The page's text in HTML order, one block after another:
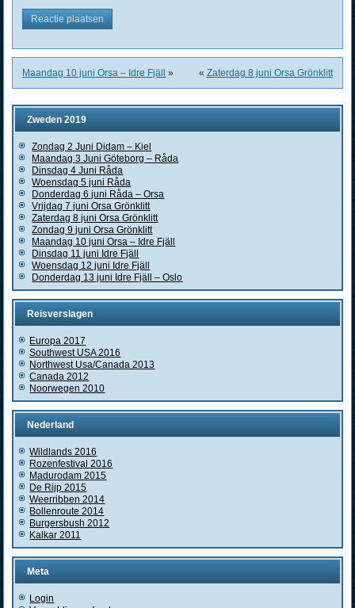
Maandag 10 juni Orsa – Idre Fjäll » « Zaterdag 8 juni Orsa Grönklitt
Zweden 2019
Zondag 2 Juni Didam – Kiel
Maandag 3 Juni Göteborg – Råda
Dinsdag 4 Juni Råda
Woensdag 5 juni Råda
Donderdag 6 juni Råda – Orsa
Vrijdag 7 juni Orsa Grönklitt
Zaterdag 8 juni Orsa Grönklitt
Zondag 9 juni Orsa Grönklitt
Maandag 10 juni Orsa – Idre Fjäll
Dinsdag 11 juni Idre Fjäll
Woensdag 12 juni Idre Fjäll
Donderdag 13 juni Idre Fjäll – Oslo
Reisverslagen
Europa 2017
Southwest USA 2016
Northwest Usa/Canada 2013
Canada 2012
Noorwegen 2010
Nederland
Wildlands 2016
Rozenfestival 2016
Madurodam 2015
De Rijp 2015
Weerribben 2014
Bollenroute 2014
Burgersbush 2012
Kalkar 2011
Meta
Login